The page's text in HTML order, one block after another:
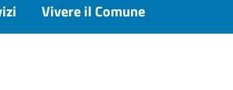
Vivere il Comune